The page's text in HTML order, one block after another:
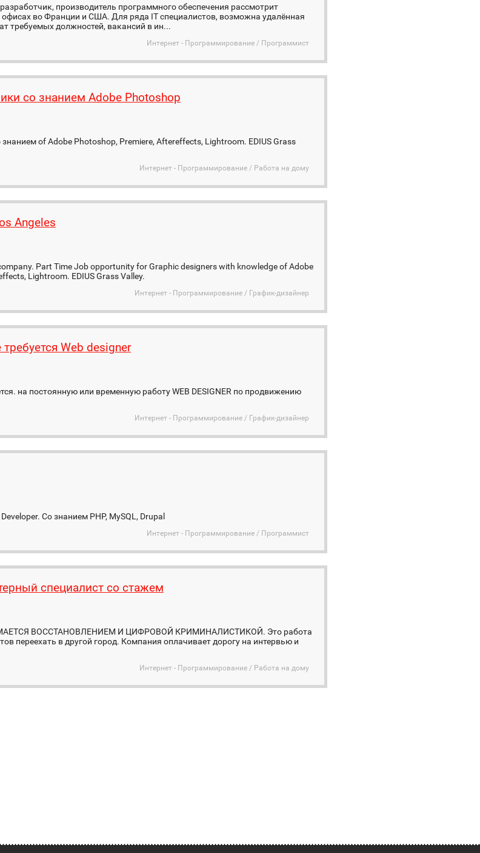
производитель программного обеспечения рассмотрит
во Франции и США. Для ряда IT специалистов, возможна удалённая
требуемых должностей, вакансий в ин...
Интернет - Программирование / Программист
со знанием Adobe Photoshop
of Adobe Photoshop, Premiere, Aftereffects, Lightroom. EDIUS Grass
Интернет - Программирование / Работа на дому
Angeles
Part Time Job opportunity for Graphic designers with knowledge of Adobe
Lightroom. EDIUS Grass Valley.
Интернет - Программирование / График-дизайнер
Web designer
на постоянную или временную работу WEB DESIGNER по продвижению
Интернет - Программирование / График-дизайнер
Со знанием PHP, MySQL, Drupal
Интернет - Программирование / Программист
специалист со стажем
ВОССТАНОВЛЕНИЕМ И ЦИФРОВОЙ КРИМИНАЛИСТИКОЙ. Это работа
переехать в другой город. Компания оплачивает дорогу на интервью и
Интернет - Программирование / Работа на дому